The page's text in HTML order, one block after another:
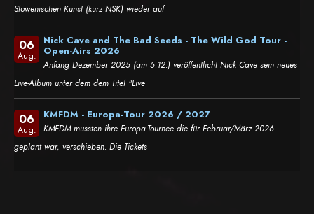
Slowenischen Kunst (kurz NSK) wieder auf
06
Aug.
Nick Cave and The Bad Seeds - The Wild God Tour -
Open-Airs 2026
Anfang Dezember 2025 (am 5.12.) veröffentlicht Nick Cave sein neues
Live-Album unter dem dem Titel "Live
06
Aug.
KMFDM - Europa-Tour 2026 / 2027
KMFDM mussten ihre Europa-Tournee die für Februar/März 2026
geplant war, verschieben. Die Tickets